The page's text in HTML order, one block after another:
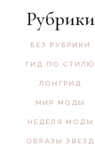
Рубрики
БЕЗ РУБРИКИ
ГИД ПО СТИЛЮ
ЛОНГРИД
МИР МОДЫ
НЕДЕЛЯ МОДЫ
ОБРАЗЫ ЗВЕЗД